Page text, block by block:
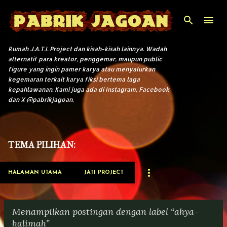
Langsung ke konten utama
Rumah J.A.T.I. Project dan kisah-kisah lainnya. Wadah
alternatif para kreator, penggemar, maupun public
figure yang ingin pamer karya atau menyalurkan
kegemaran terkait karya fiksi bertema laga
kepahlawanan. Kami juga ada di Instagram, Facebook
dan X @pabrikjagoan.
TEMA PILIHAN:
HALAMAN UTAMA JATI PROJECT
Menampilkan postingan dengan label ahya-
halimah